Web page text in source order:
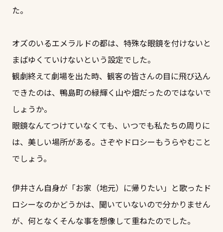
た。
オズのいるエメラルドの都は、特殊な眼鏡を付けないと
まばゆくていけないという設定でした。
観劇終えて劇場を出た時、観客の皆さんの目に飛び込ん
できたのは、鴨島町の緑輝く山や畑だったのではないで
しょうか。
眼鏡なんてつけていなくても、いつでも私たちの周りに
は、美しい場所がある。さぞやドロシーもうらやむこと
でしょう。
伊井さん自身が「お家（地元）に帰りたい」と歌ったド
ロシーなのかどうかは、聞いていないので分かりません
が、何となくそんな事を想像して重ねたのでした。